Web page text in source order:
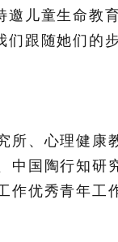
邀儿童生命教
们跟随她们的
所、心理健康
中国陶行知研
作优秀青年工